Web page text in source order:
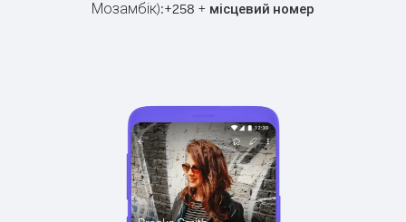
Мозамбік):+258 + місцевий номер